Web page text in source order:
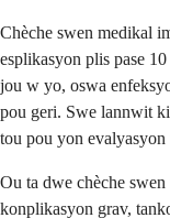
Chèche swen medikal
esplikasyon plis pase
jou w yo, oswa
pou geri. Swe lannwit
tou pou yon evalyasyon
Ou ta dwe chèche
konplikasyon grav,